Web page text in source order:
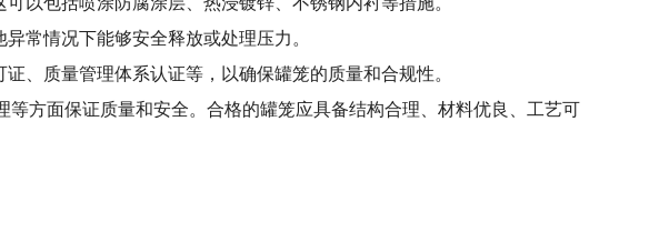
常情况下能够安全释放或处理压力。
质量管理体系认证等，以确保罐笼的质量和合规性。
方面保证质量和安全。合格的罐笼应具备结构合理、材料优良、工艺可